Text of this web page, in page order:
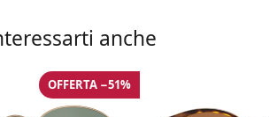
anche
OFFERTA −51%